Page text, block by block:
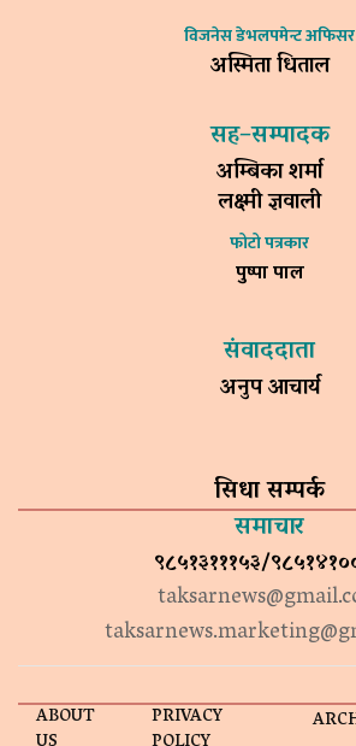
विजनेस डेभलपमेन्ट अफिसर
अस्मिता धिताल
सह–सम्पादक
अम्बिका शर्मा
लक्ष्मी ज्ञवाली
फोटो पत्रकार
पुष्पा पाल
संवाददाता
अनुप आचार्य
सिधा सम्पर्क
समाचार
९८५१३१११५३/
ABOUT PRIVACY